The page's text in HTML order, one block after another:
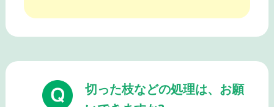
切った枝などの処理は、お願